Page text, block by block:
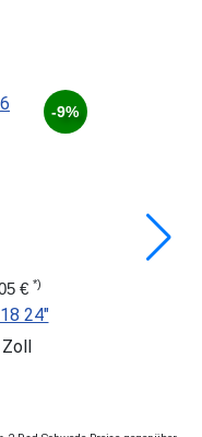
-9%
€ *)
24"
Zoll